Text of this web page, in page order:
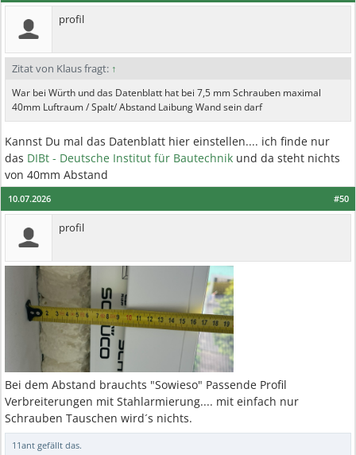
profil
Zitat von Klaus fragt: ↑
War bei Würth und das Datenblatt hat bei 7,5 mm Schrauben maximal
40mm Luftraum / Spalt/ Abstand Laibung Wand sein darf
Kannst Du mal das Datenblatt hier einstellen.... ich finde nur
das DIBt - Deutsche Institut für Bautechnik und da steht nichts
von 40mm Abstand
#50
10.07.2026
profil
Bei dem Abstand brauchts "Sowieso" Passende Profil
Verbreiterungen mit Stahlarmierung.... mit einfach nur
Schrauben Tauschen wird´s nichts.
11ant gefällt das.